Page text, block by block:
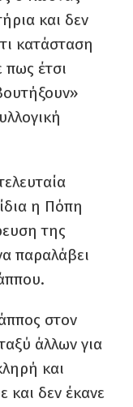
και δεν
κατάσταση
πως έτσι
η Πόπη
της
παραλάβει
στον
άλλων για
και
και δεν έκανε